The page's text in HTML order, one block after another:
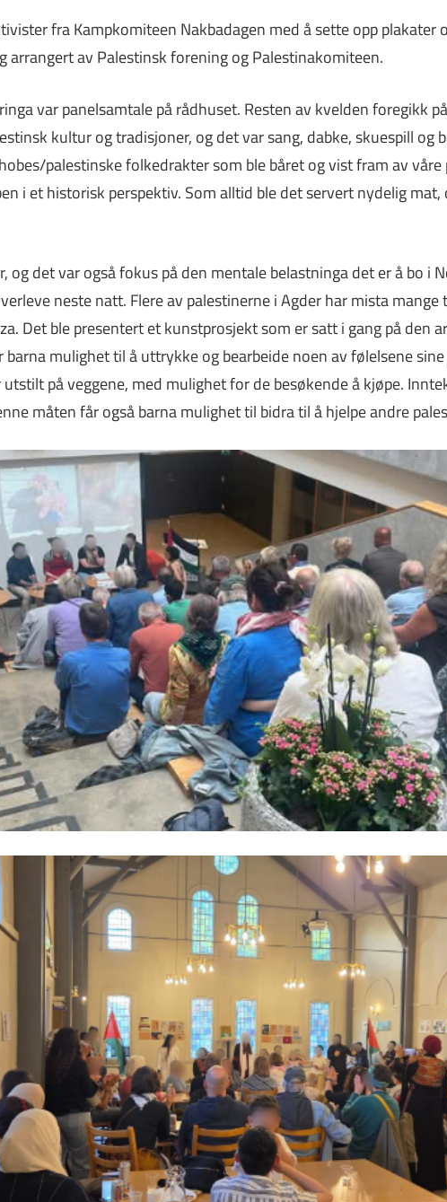
fra Kampkomiteen Nakbadagen med å sette opp plakater
arrangert av Palestinsk forening og Palestinakomiteen.
var panelsamtale på rådhuset. Resten av kvelden foregikk
kultur og tradisjoner, og det var sang, dabke, skuespill og
palestinske folkedrakter som ble båret og vist fram av
i et historisk perspektiv. Som alltid ble det servert nydelig
og det var også fokus på den mentale belastninga det er å bo i
neste natt. Flere av palestinerne i Agder har mista
Det ble presentert et kunstprosjekt som er satt i gang på den
barna mulighet til å uttrykke og bearbeide noen av følelsene
på veggene, med mulighet for de besøkende å kjøpe.
måten får også barna mulighet til bidra til å hjelpe andre